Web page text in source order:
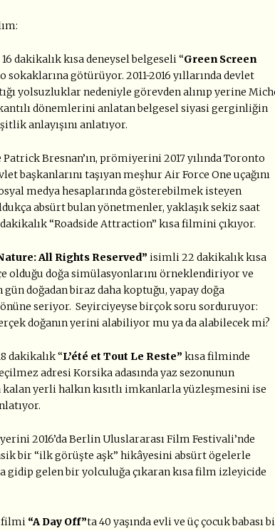
dakikalık kısa deneysel belgeseli “Green Screen
götürüyor. 2011-2016 yıllarında devlet
yolsuzluklar nedeniyle görevden alınıp yerine
dönemlerini anlatan belgesel siyasi gerginliğin
anlayışını anlatıyor.
Bresnan’ın, prömiyerini 2017 yılında Toronto
başkanlarını taşıyan meşhur Air Force One uçağını
medya hesaplarında gösterebilmek isteyen
absürt bulan yönetmenler, yaklaşık sekiz saat
“Roadside Attraction” kısa filmini çıkıyor.
All Rights Reserved” isimli 22 dakikalık kısa
olduğu doğa simülasyonlarını örneklendiriyor ve
doğadan biraz daha koptuğu, yapay doğa
seriyor. Seyirciyeyse birçok soru sorduruyor:
doğanın yerini alabiliyor mu ya da alabilecek mi?
dakikalık “L’été et Tout Le Reste” kısa filminde
adresi Korsika adasında yaz sezonunun
yerli halkın kısıtlı imkanlarla yüzleşmesini ise
2016’da Berlin Uluslararası Film Festivali’nde
bir “ilk görüşte aşk” hikâyesini absürt ögelerle
gidip gelen bir yolculuğa çıkaran kısa film izleyicide
filmi “A Day Off”ta 40 yaşında evli ve üç çocuk babası